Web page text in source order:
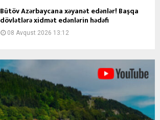
Bütöv Azərbaycana xəyanət edənlər! Başqa
dövlətlərə xidmət edənlərin hədəfi
08 Avqust 2026 13:12